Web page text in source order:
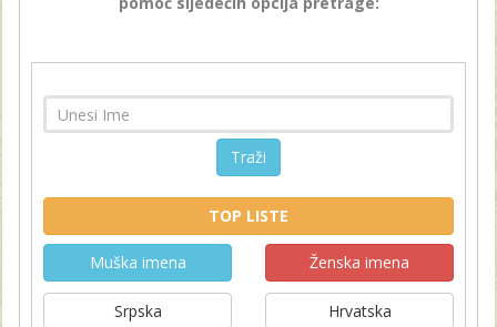
Traži
TOP LISTE
Muška imena Ženska imena
Srpska Hrvatska